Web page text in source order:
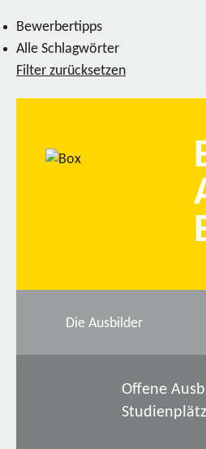
Bewerbertipps
Alle Schlagwörter
Filter zurücksetzen
Die Ausbilder
Offene